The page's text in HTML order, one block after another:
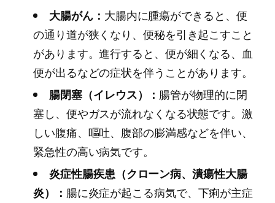
大腸がん： 大腸内に腫瘍ができると、便
の通り道が狭くなり、便秘を引き起こすこと
があります。進行すると、便が細くなる、血
便が出るなどの症状を伴うことがあります。
腸閉塞（イレウス）： 腸管が物理的に閉
塞し、便やガスが流れなくなる状態です。激
しい腹痛、嘔吐、腹部の膨満感などを伴い、
緊急性の高い病気です。
炎症性腸疾患（クローン病、潰瘍性大腸
炎）： 腸に炎症が起こる病気で、下痢が主症